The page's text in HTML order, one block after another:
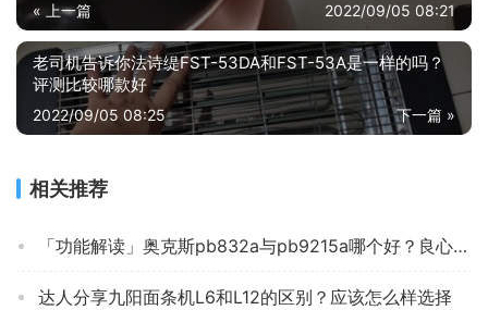
« 上一篇 2022/09/05 08:21
老司机告诉你法诗缇FST-53DA和FST-53A是一样的吗？
评测比较哪款好
下一篇 »
2022/09/05 08:25
相关推荐
「功能解读」奥克斯pb832a与pb9215a哪个好？良心点评配置区别
达人分享九阳面条机L6和L12的区别？应该怎么样选择